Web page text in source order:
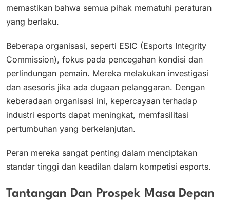
memastikan bahwa semua pihak mematuhi peraturan
yang berlaku.
Beberapa organisasi, seperti ESIC (Esports Integrity
Commission), fokus pada pencegahan kondisi dan
perlindungan pemain. Mereka melakukan investigasi
dan asesoris jika ada dugaan pelanggaran. Dengan
keberadaan organisasi ini, kepercayaan terhadap
industri esports dapat meningkat, memfasilitasi
pertumbuhan yang berkelanjutan.
Peran mereka sangat penting dalam menciptakan
standar tinggi dan keadilan dalam kompetisi esports.
Tantangan Dan Prospek Masa Depan